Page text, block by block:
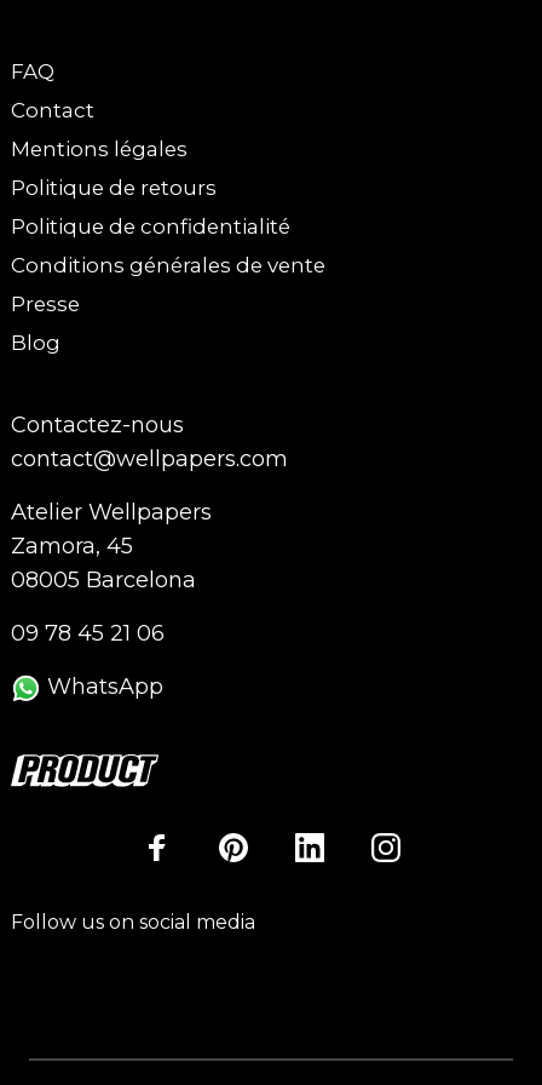
FAQ
Contact
Mentions légales
Politique de retours
Politique de confidentialité
Conditions générales de vente
Presse
Blog
Contactez-nous
contact@wellpapers.com
Atelier Wellpapers
Zamora, 45
08005 Barcelona
09 78 45 21 06
WhatsApp
Follow us on social media